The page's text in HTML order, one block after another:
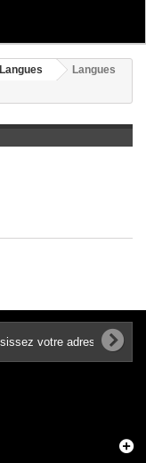
+
+
+
Langues
Langues